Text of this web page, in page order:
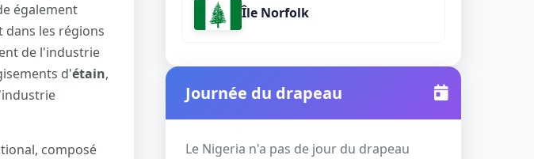
également
dans les régions
de l'industrie
d'étain,
composé
Île Norfolk
Journée du drapeau
Le Nigeria n'a pas de jour du drapeau